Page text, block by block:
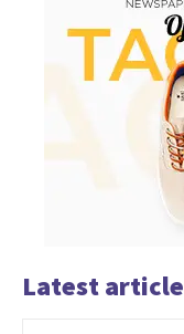
Latest article